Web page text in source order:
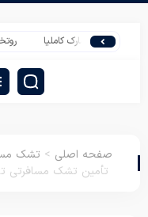
مارک کاملیا روتختی سه
صفحه اصلی > تشک
تأمین تشک مسافرتی